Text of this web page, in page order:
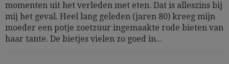
momenten uit het verleden met eten. Dat is alleszins bij
mij het geval. Heel lang geleden (jaren 80) kreeg mijn
moeder een potje zoetzuur ingemaakte rode bieten van
haar tante. De bietjes vielen zo goed in...